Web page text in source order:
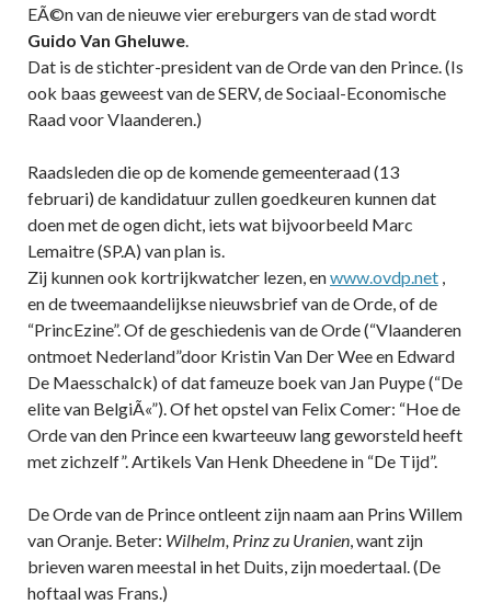
EÃ©n van de nieuwe vier ereburgers van de stad wordt
Guido Van Gheluwe.
Dat is de stichter-president van de Orde van den Prince. (Is
ook baas geweest van de SERV, de Sociaal-Economische
Raad voor Vlaanderen.)
Raadsleden die op de komende gemeenteraad (13
februari) de kandidatuur zullen goedkeuren kunnen dat
doen met de ogen dicht, iets wat bijvoorbeeld Marc
Lemaitre (SP.A) van plan is.
Zij kunnen ook kortrijkwatcher lezen, enwww.ovdp.net ,
en de tweemaandelijkse nieuwsbrief van de Orde, of de
“PrincEzine”. Of de geschiedenis van de Orde (“Vlaanderen
ontmoet Nederland”door Kristin Van Der Wee en Edward
De Maesschalck) of dat fameuze boek van Jan Puype (“De
elite van BelgiÃ«”). Of het opstel van Felix Comer: “Hoe de
Orde van den Prince een kwarteeuw lang geworsteld heeft
met zichzelf”. Artikels Van Henk Dheedene in “De Tijd”.
De Orde van de Prince ontleent zijn naam aan Prins Willem
van Oranje. Beter: Wilhelm, Prinz zu Uranien, want zijn
brieven waren meestal in het Duits, zijn moedertaal. (De
hoftaal was Frans.)